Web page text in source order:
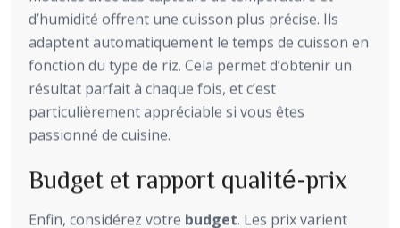
d’humidité offrent une cuisson plus précise. Ils
adaptent automatiquement le temps de cuisson en
fonction du type de riz. Cela permet d’obtenir un
résultat parfait à chaque fois, et c’est
particulièrement appréciable si vous êtes
passionné de cuisine.
Budget et rapport qualité-prix
Enfin, considérez votre budget. Les prix varient